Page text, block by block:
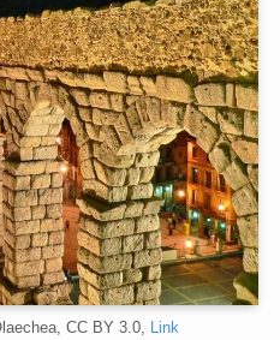
CC BY 3.0, Link